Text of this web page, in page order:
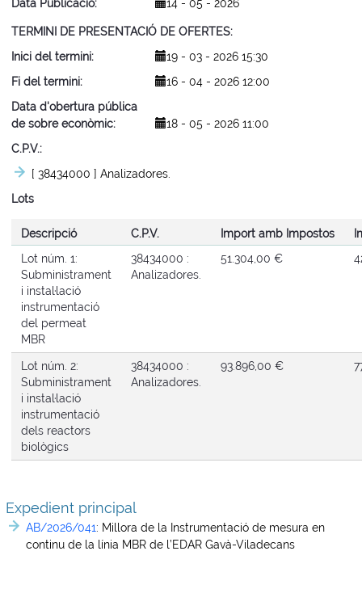
Data Publicació
14 - 05 - 2026
TERMINI DE PRESENTACIÓ DE OFERTES
Inici del termini
19 - 03 - 2026 15:30
Fi del termini
16 - 04 - 2026 12:00
Data d'obertura pública
de sobre econòmic
18 - 05 - 2026 11:00
C.P.V.
[ 38434000 ] Analizadores.
Lots
Descripció C.P.V. Import amb Impostos
Lot núm. 1:
Subministrament
i instal·lació
instrumentació
del permeat
MBR
38434000 :
Analizadores.
51.304,00 €
Lot núm. 2:
Subministrament
i instal·lació
instrumentació
dels reactors
biològics
38434000 :
Analizadores.
93.896,00 €
Expedient principal
AB/2026/041: Millora de la Instrumentació de mesura en
continu de la línia MBR de l’EDAR Gavà-Viladecans